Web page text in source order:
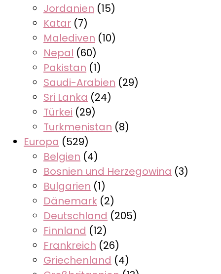
Jordanien (15)
Katar (7)
Malediven (10)
Nepal (60)
Pakistan (1)
Saudi-Arabien (29)
Sri Lanka (24)
Türkei (29)
Turkmenistan (8)
Europa (529)
Belgien (4)
Bosnien und Herzegowina (3)
Bulgarien (1)
Dänemark (2)
Deutschland (205)
Finnland (12)
Frankreich (26)
Griechenland (4)